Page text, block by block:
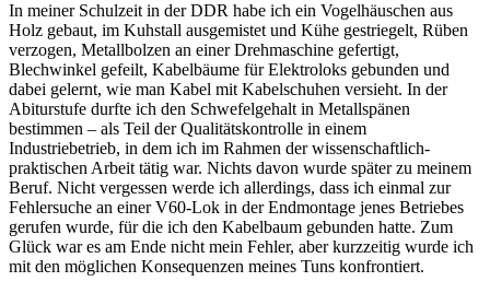
In meiner Schulzeit in der DDR habe ich ein Vogelhäuschen aus
Holz gebaut, im Kuhstall ausgemistet und Kühe gestriegelt, Rüben
verzogen, Metallbolzen an einer Drehmaschine gefertigt,
Blechwinkel gefeilt, Kabelbäume für Elektroloks gebunden und
dabei gelernt, wie man Kabel mit Kabelschuhen versieht. In der
Abiturstufe durfte ich den Schwefelgehalt in Metallspänen
bestimmen – als Teil der Qualitätskontrolle in einem
Industriebetrieb, in dem ich im Rahmen der wissenschaftlich-
praktischen Arbeit tätig war. Nichts davon wurde später zu meinem
Beruf. Nicht vergessen werde ich allerdings, dass ich einmal zur
Fehlersuche an einer V60-Lok in der Endmontage jenes Betriebes
gerufen wurde, für die ich den Kabelbaum gebunden hatte. Zum
Glück war es am Ende nicht mein Fehler, aber kurzzeitig wurde ich
mit den möglichen Konsequenzen meines Tuns konfrontiert.